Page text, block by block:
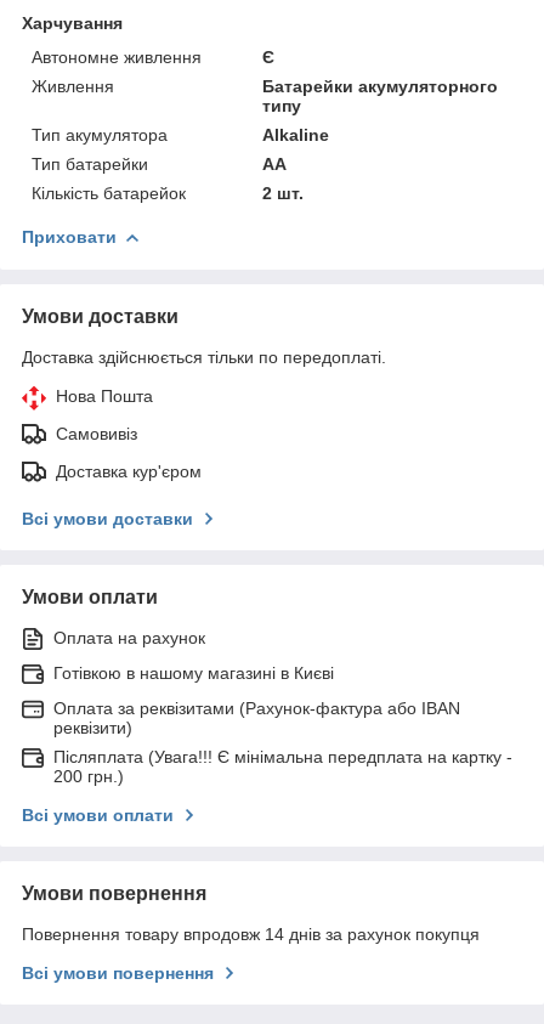
Харчування
Автономне живлення
Є
Живлення
Батарейки акумуляторного
типу
Тип акумулятора
Alkaline
Тип батарейки
АА
Кількість батарейок
2 шт.
Приховати
Умови доставки
Доставка здійснюється тільки по передоплаті.
Нова Пошта
Самовивіз
Доставка кур'єром
Всі умови доставки
Умови оплати
Оплата на рахунок
Готівкою в нашому магазині в Києві
Оплата за реквізитами (Рахунок-фактура або IBAN
реквізити)
Післяплата (Увага!!! Є мінімальна передплата на картку -
200 грн.)
Всі умови оплати
Умови повернення
Повернення товару впродовж 14 днів за рахунок покупця
Всі умови повернення